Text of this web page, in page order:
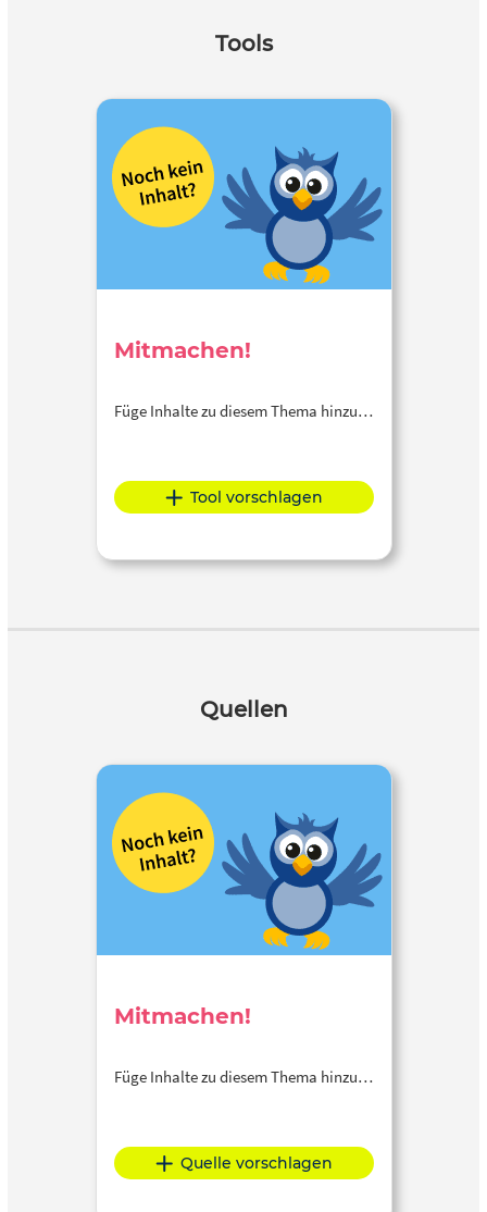
Tools
Mitmachen!
Füge Inhalte zu diesem Thema hinzu…
Tool vorschlagen
Quellen
Mitmachen!
Füge Inhalte zu diesem Thema hinzu…
Quelle vorschlagen